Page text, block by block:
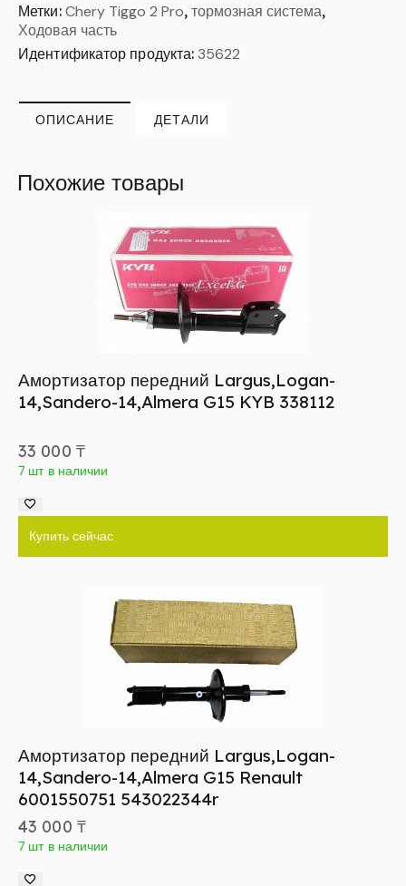
Метки: Chery Tiggo 2 Pro, тормозная система,
Ходовая часть
Идентификатор продукта:35622
ОПИСАНИЕ ДЕТАЛИ
Похожие товары
Амортизатор передний Largus,Logan-
14,Sandero-14,Almera G15 KYB 338112
33 000 ₸
7 шт в наличии
Купить сейчас
Амортизатор передний Largus,Logan-
14,Sandero-14,Almera G15 Renault
6001550751 543022344r
43 000 ₸
7 шт в наличии